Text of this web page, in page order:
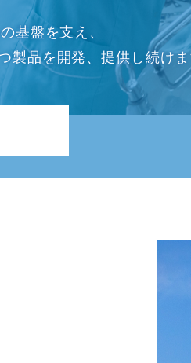
基盤を支え、
製品を開発、提供し続けま